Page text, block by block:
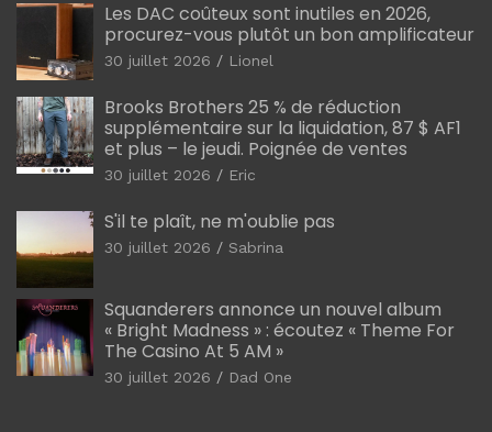
Les DAC coûteux sont inutiles en 2026,
procurez-vous plutôt un bon amplificateur
30 juillet 2026 Lionel
Brooks Brothers 25 % de réduction
supplémentaire sur la liquidation, 87 $ AF1
et plus – le jeudi. Poignée de ventes
30 juillet 2026 Eric
S'il te plaît, ne m'oublie pas
30 juillet 2026 Sabrina
Squanderers annonce un nouvel album
« Bright Madness » : écoutez « Theme For
The Casino At 5 AM »
30 juillet 2026 Dad One